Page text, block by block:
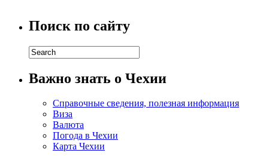
Поиск по сайту
Важно знать о Чехии
Справочные сведения, полезная информация
Виза
Валюта
Погода в Чехии
Карта Чехии